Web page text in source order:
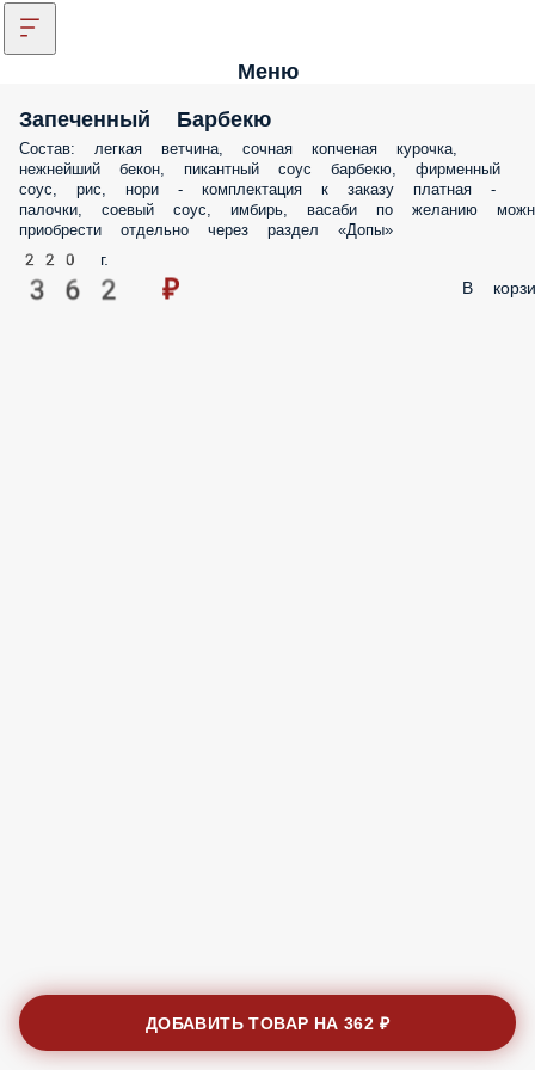
Меню
Запеченный Барбекю
Состав: легкая ветчина, сочная копченая курочка,
нежнейший бекон, пикантный соус барбекю, фирменный
соус, рис, нори - комплектация к заказу платная -
палочки, соевый соус, имбирь, васаби по желанию
приобрести отдельно через раздел «Допы»
220 г.
362 ₽ В
ДОБАВИТЬ ТОВАР НА362 ₽